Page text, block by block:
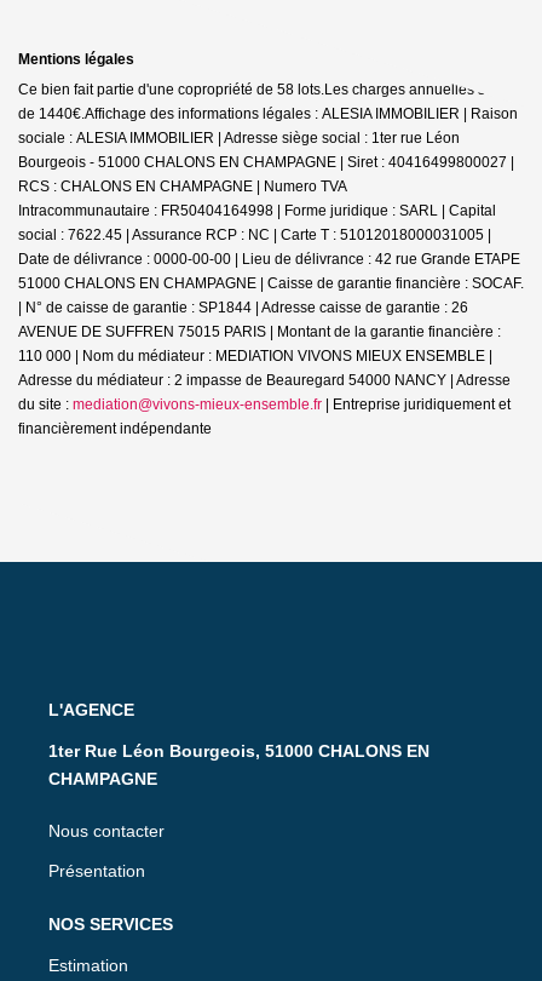
Mentions légales
Ce bien fait partie d'une copropriété de 58 lots.Les charges annuelles sont
de 1440€.Affichage des informations légales : ALESIA IMMOBILIER | Raison
sociale : ALESIA IMMOBILIER | Adresse siège social : 1ter rue Léon
Bourgeois - 51000 CHALONS EN CHAMPAGNE | Siret : 40416499800027 |
RCS : CHALONS EN CHAMPAGNE | Numero TVA
Intracommunautaire : FR50404164998 | Forme juridique : SARL | Capital
social : 7622.45 | Assurance RCP : NC | Carte T : 51012018000031005 |
Date de délivrance : 0000-00-00 | Lieu de délivrance : 42 rue Grande ETAPE
51000 CHALONS EN CHAMPAGNE | Caisse de garantie financière : SOCAF.
| N° de caisse de garantie : SP1844 | Adresse caisse de garantie : 26
AVENUE DE SUFFREN 75015 PARIS | Montant de la garantie financière :
110 000 | Nom du médiateur : MEDIATION VIVONS MIEUX ENSEMBLE |
Adresse du médiateur : 2 impasse de Beauregard 54000 NANCY | Adresse
du site : mediation@vivons-mieux-ensemble.fr | Entreprise juridiquement et
financièrement indépendante
L'AGENCE
1ter Rue Léon Bourgeois, 51000 CHALONS EN
CHAMPAGNE
Nous contacter
Présentation
NOS SERVICES
Estimation